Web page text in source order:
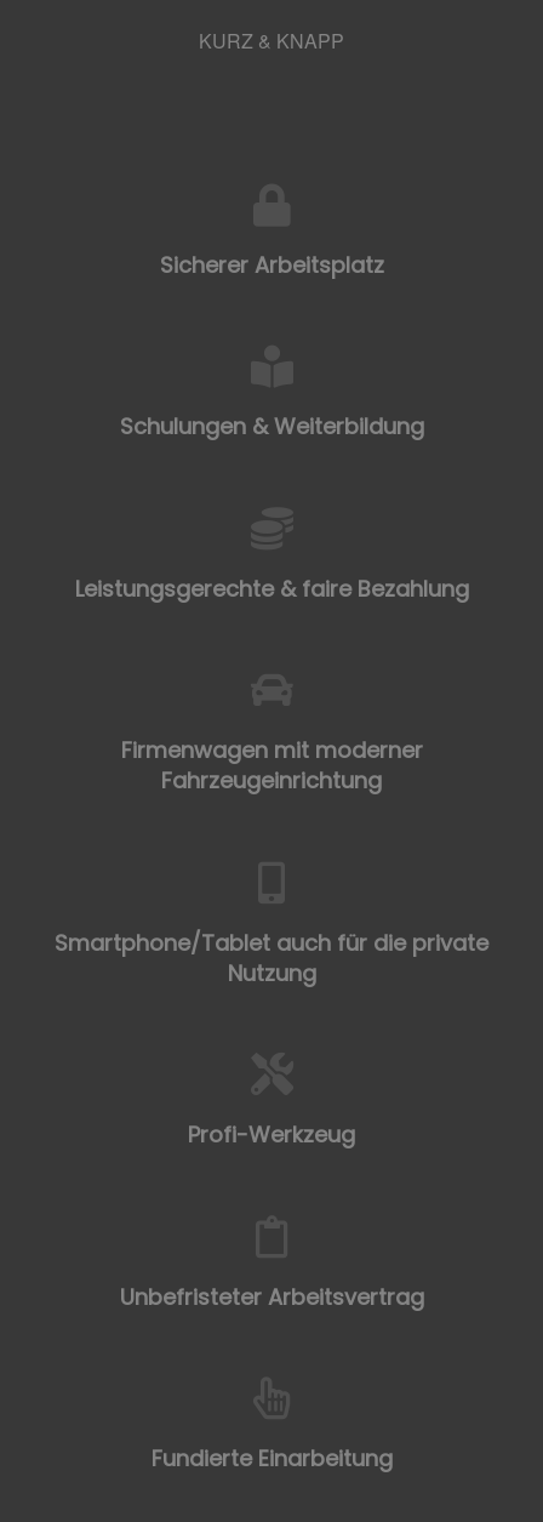
KURZ & KNAPP
Sicherer Arbeitsplatz
Schulungen & Weiterbildung
Leistungsgerechte & faire Bezahlung
Firmenwagen mit moderner
Fahrzeugeinrichtung
Smartphone/Tablet auch für die private
Nutzung
Profi-Werkzeug
Unbefristeter Arbeitsvertrag
Fundierte Einarbeitung